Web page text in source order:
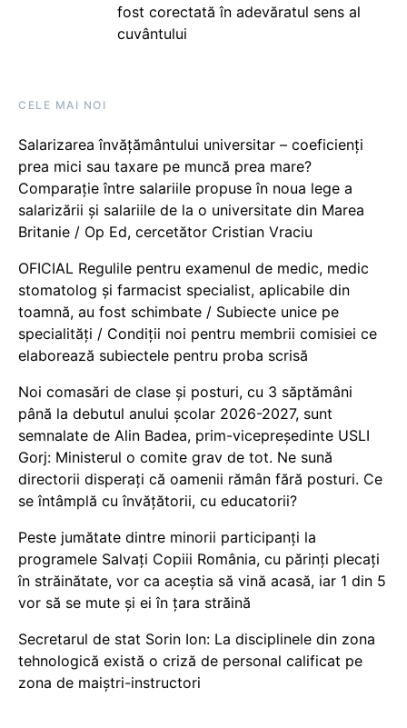
fost corectată în adevăratul sens al
cuvântului
CELE MAI NOI
Salarizarea învățământului universitar – coeficienți
prea mici sau taxare pe muncă prea mare?
Comparație între salariile propuse în noua lege a
salarizării și salariile de la o universitate din Marea
Britanie / Op Ed, cercetător Cristian Vraciu
OFICIAL Regulile pentru examenul de medic, medic
stomatolog și farmacist specialist, aplicabile din
toamnă, au fost schimbate / Subiecte unice pe
specialități / Condiții noi pentru membrii comisiei ce
elaborează subiectele pentru proba scrisă
Noi comasări de clase și posturi, cu 3 săptămâni
până la debutul anului școlar 2026-2027, sunt
semnalate de Alin Badea, prim-vicepreședinte USLI
Gorj: Ministerul o comite grav de tot. Ne sună
directorii disperați că oamenii rămân fără posturi. Ce
se întâmplă cu învățătorii, cu educatorii?
Peste jumătate dintre minorii participanți la
programele Salvați Copiii România, cu părinți plecați
în străinătate, vor ca aceștia să vină acasă, iar 1 din 5
vor să se mute și ei în țara străină
Secretarul de stat Sorin Ion: La disciplinele din zona
tehnologică există o criză de personal calificat pe
zona de maiștri-instructori